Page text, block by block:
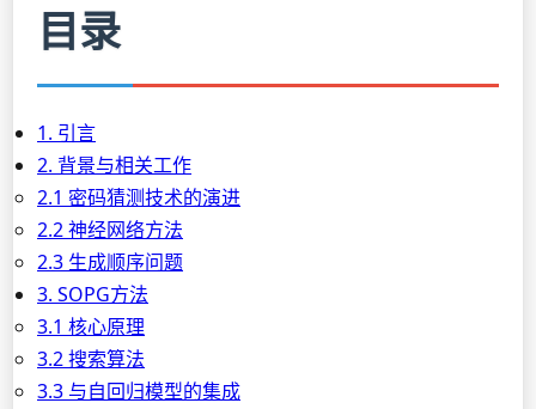
目录
1. 引言
2. 背景与相关工作
2.1 密码猜测技术的演进
2.2 神经网络方法
2.3 生成顺序问题
3. SOPG方法
3.1 核心原理
3.2 搜索算法
3.3 与自回归模型的集成